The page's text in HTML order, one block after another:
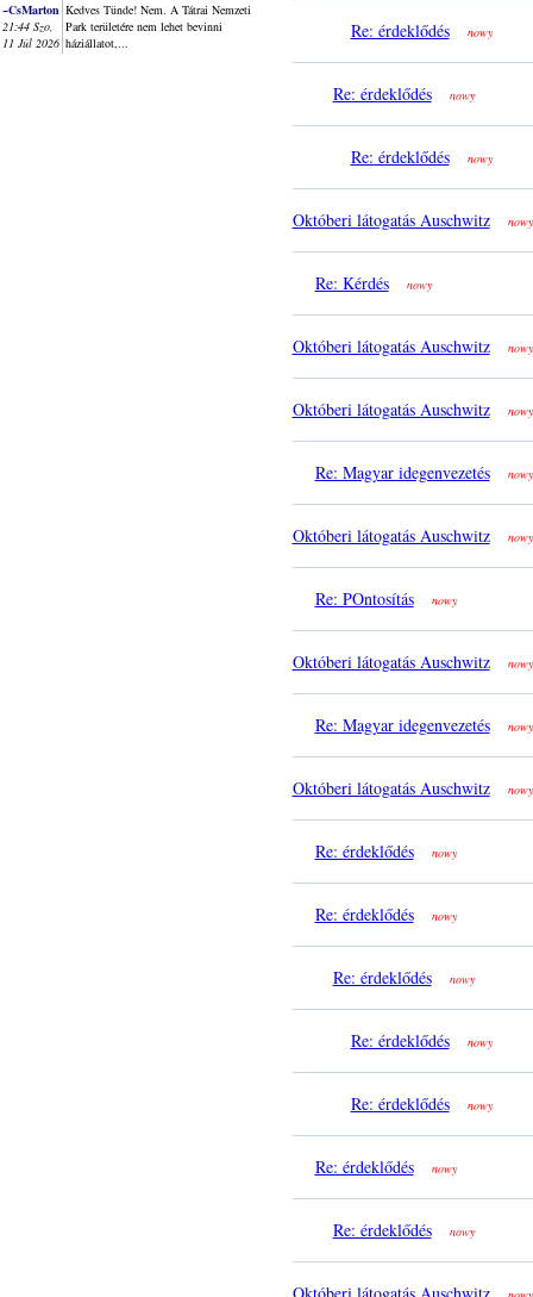
~CsMarton
21:44 Szo,
11 Júl 2026
Kedves Tünde! Nem. A Tátrai Nemzeti
Park területére nem lehet bevinni
háziállatot,...
Re: érdeklődés nowy
Re: érdeklődés nowy
Re: érdeklődés nowy
Októberi látogatás Auschwitz nowy
Re: Kérdés nowy
Októberi látogatás Auschwitz nowy
Októberi látogatás Auschwitz nowy
Re: Magyar idegenvezetés nowy
Októberi látogatás Auschwitz nowy
Re: POntosítás nowy
Októberi látogatás Auschwitz nowy
Re: Magyar idegenvezetés nowy
Októberi látogatás Auschwitz nowy
Re: érdeklődés nowy
Re: érdeklődés nowy
Re: érdeklődés nowy
Re: érdeklődés nowy
Re: érdeklődés nowy
Re: érdeklődés nowy
Re: érdeklődés nowy